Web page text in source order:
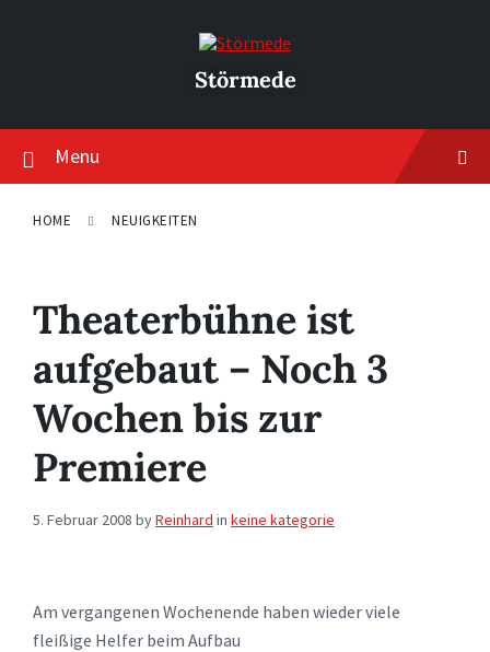
Störmede
Menu
HOME NEUIGKEITEN
Theaterbühne ist
aufgebaut – Noch 3
Wochen bis zur
Premiere
5. Februar 2008 byReinhard in keine kategorie
Am vergangenen Wochenende haben wieder viele
fleißige Helfer beim Aufbau